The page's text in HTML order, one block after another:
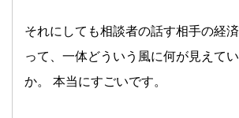
それにしても相談者の話す相手の経
って、一体どういう風に何が見えて
か。 本当にすごいです。